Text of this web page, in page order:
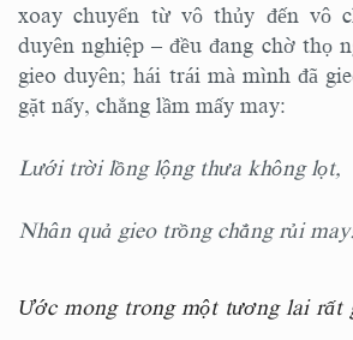
xoay chuyển từ vô thủy đến vô
duyên nghiệp – đều đang chờ thọ
gieo duyên; hái trái mà mình đã
gặt nấy, chẳng lầm mấy may:
Lưới trời lồng lộng thưa không lọt,
Nhân quả gieo trồng chẳng rủi
Ước mong trong một tương lai rất